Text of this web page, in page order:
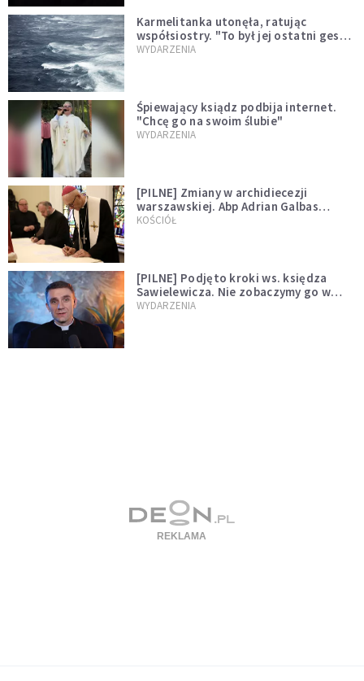
Karmelitanka utonęła, ratując
współsiostry. "To był jej ostatni gest
miłości"
WYDARZENIA
Śpiewający ksiądz podbija internet.
"Chcę go na swoim ślubie"
WYDARZENIA
[PILNE] Zmiany w archidiecezji
warszawskiej. Abp Adrian Galbas
wręczył dekrety nowym proboszczom
KOŚCIÓŁ
[PILNE] Podjęto kroki ws. księdza
Sawielewicza. Nie zobaczymy go w
mediach
WYDARZENIA